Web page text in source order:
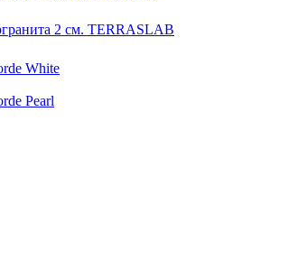
2 см. TERRASLAB
White
Pearl